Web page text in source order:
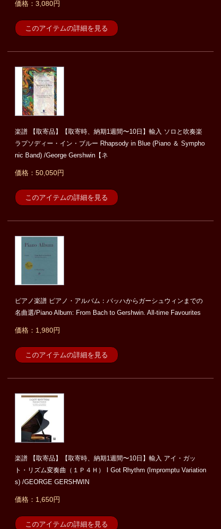
価格：3,080円
このアイテムの詳細を見る
楽譜 【取寄品】【取寄時、納期1週間〜10日】輸入 ソロと吹奏楽
ラプソディー・イン・ブルー Rhapsody in Blue (Piano ＆ Sympho
nic Band) /George Gershwin【ネ
価格：50,050円
このアイテムの詳細を見る
ピアノ楽譜 ピアノ・アルバム：バッハからガーシュウィンまでの
名曲選/Piano Album: From Bach to Gershwin. All-time Favourites
価格：1,980円
このアイテムの詳細を見る
楽譜 【取寄品】【取寄時、納期1週間〜10日】輸入 アイ・ガッ
ト・リズム変奏曲（１Ｐ４Ｈ） I Got Rhythm (Impromptu Variation
s) /GEORGE GERSHWIN
価格：1,650円
このアイテムの詳細を見る